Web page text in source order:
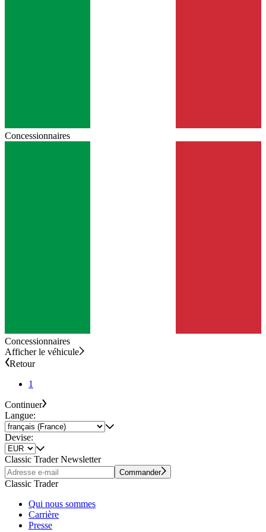
Concessionnaires
Concessionnaires
Afficher le véhicule
Retour
1
Continuer
Langue:
Devise:
Classic Trader Newsletter
Commander
Classic Trader
Qui nous sommes
Carrière
Presse